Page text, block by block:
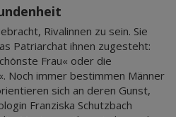
Rivalinnen zu sein. Sie
Patriarchat ihnen zugesteht:
Frau« oder die
Noch immer bestimmen Männer
sich an deren Gunst,
Franziska Schutzbach